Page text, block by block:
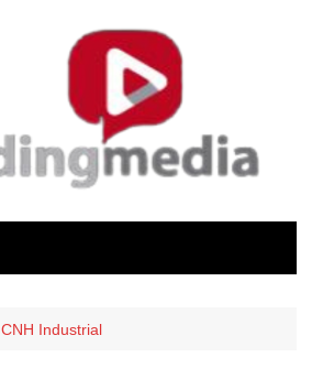
CNH Industrial